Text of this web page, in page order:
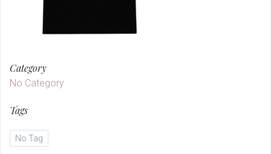
Category
No Category
Tags
No Tag